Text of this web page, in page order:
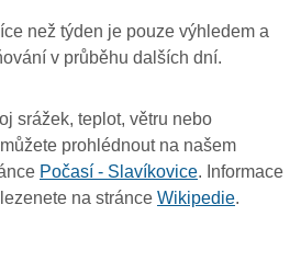
než týden je pouze výhledem a
v průběhu dalších dní.
srážek, teplot, větru nebo
prohlédnout na našem
Počasí - Slavíkovice. Informace
na stránce Wikipedie.